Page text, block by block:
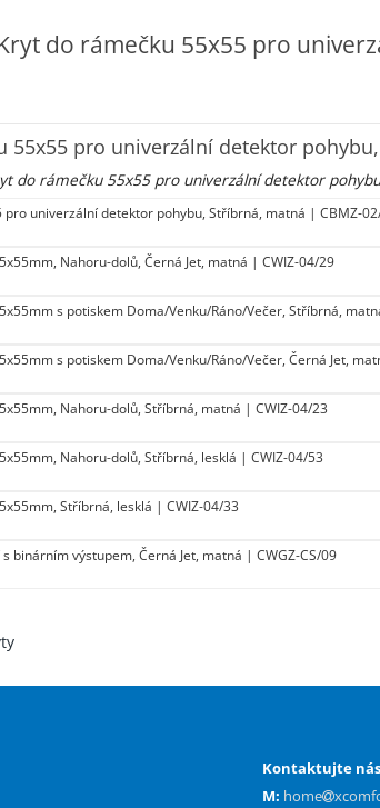
do rámečku 55x55 pro
55x55 pro univerzální detektor
do rámečku 55x55 pro univerzální detektor
pro univerzální detektor pohybu, Stříbrná, matná | CBMZ-
Nahoru-dolů, Černá Jet, matná | CWIZ-04/29
s potiskem Doma/Venku/Ráno/Večer, Stříbrná,
s potiskem Doma/Venku/Ráno/Večer, Černá Jet,
Nahoru-dolů, Stříbrná, matná | CWIZ-04/23
Nahoru-dolů, Stříbrná, lesklá | CWIZ-04/53
Stříbrná, lesklá | CWIZ-04/33
binárním výstupem, Černá Jet, matná | CWGZ-CS/09
Kontaktujte nás
M: home